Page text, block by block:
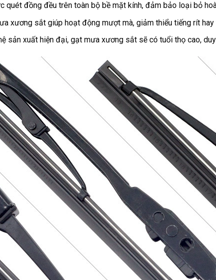
quét đồng đều trên toàn bộ bề mặt kính, đảm bảo loại bỏ
xương sắt giúp hoạt động mượt mà, giảm thiểu tiếng rít
sản xuất hiện đại, gạt mưa xương sắt sẽ có tuổi thọ cao,